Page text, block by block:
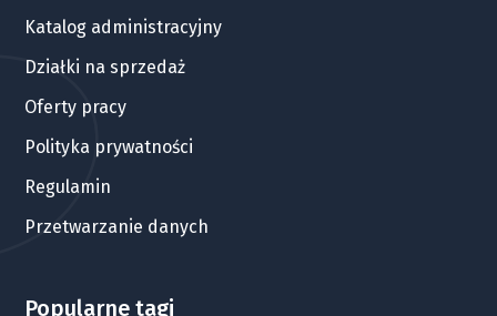
Katalog administracyjny
Działki na sprzedaż
Oferty pracy
Polityka prywatności
Regulamin
Przetwarzanie danych
Popularne tagi